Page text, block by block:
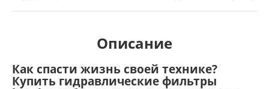
Описание
Как спасти жизнь своей технике?
Купить гидравлические фильтры